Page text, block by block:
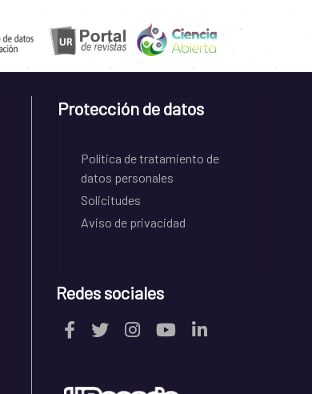
Protección de datos
Política de tratamiento de
datos personales
Solicitudes
Aviso de privacidad
Redes sociales